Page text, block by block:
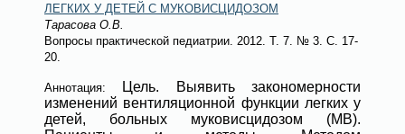
ЛЕГКИХ У ДЕТЕЙ С МУКОВИСЦИДОЗОМ
Тарасова О.В.
Вопросы практической педиатрии . 2012. Т. 7. № 3 . С. 17-
20.
Аннотация:
Цель. Выявить закономерности
изменений вентиляционной функции легких у
детей, больных муковисцидозом (МВ).